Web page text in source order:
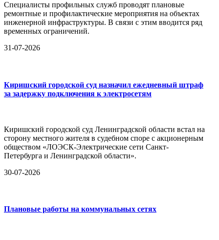
Специалисты профильных служб проводят плановые
ремонтные и профилактические мероприятия на объектах
инженерной инфраструктуры. В связи с этим вводится ряд
временных ограничений.
31-07-2026
Киришский городской суд назначил ежедневный штраф
за задержку подключения к электросетям
Киришский городской суд Ленинградской области встал на
сторону местного жителя в судебном споре с акционерным
обществом «ЛОЭСК-Электрические сети Санкт-
Петербурга и Ленинградской области».
30-07-2026
Плановые работы на коммунальных сетях